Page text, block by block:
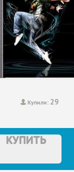
Купили: 29
КУПИТЬ